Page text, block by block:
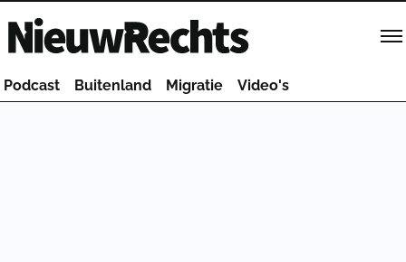
Homepage van NieuwRechts
Podcast Buitenland Migratie Video's